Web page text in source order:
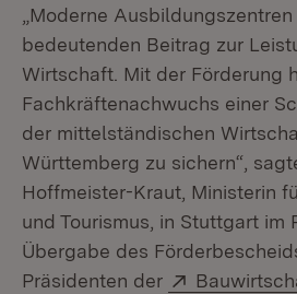
„Moderne
bedeutenden Beitrag zur
Wirtschaft. Mit der Förderung
Fachkräftenachwuchs einer
der mittelständischen
Württemberg zu sichern“,
Hoffmeister-Kraut, Ministerin
und Tourismus, in Stuttgart im
Übergabe des
Präsidenten der
Extern: